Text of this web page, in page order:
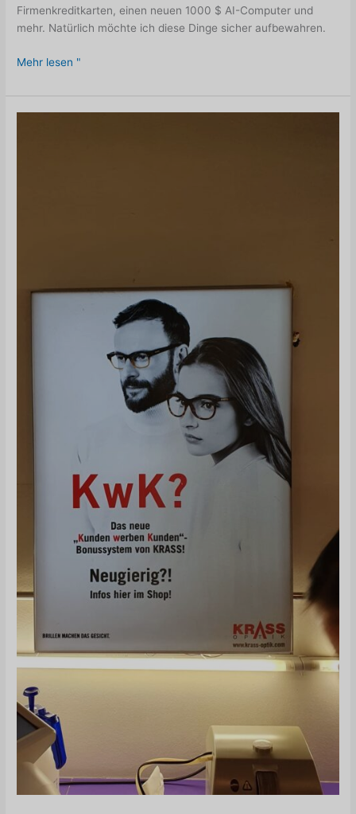
Firmenkreditkarten, einen neuen 1000 $ AI-Computer und
mehr. Natürlich möchte ich diese Dinge sicher aufbewahren.
Versteckte
Warum
es
Mehr lesen "